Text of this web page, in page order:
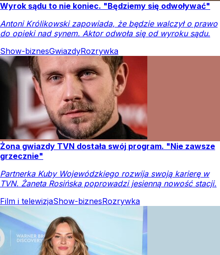
Wyrok sądu to nie koniec. "Będziemy się odwoływać"
Antoni Królikowski zapowiada, że będzie walczył o prawo
do opieki nad synem. Aktor odwoła się od wyroku sądu.
Show-biznesGwiazdyRozrywka
Żona gwiazdy TVN dostała swój program. "Nie zawsze
grzecznie"
Partnerka Kuby Wojewódzkiego rozwija swoją karierę w
TVN. Żaneta Rosińska poprowadzi jesienną nowość stacji.
Film i telewizjaShow-biznesRozrywka